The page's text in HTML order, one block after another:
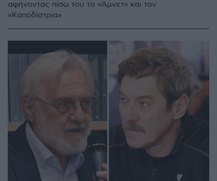
αφήνοντας πίσω του το «Άμνετ» και τον
«Καποδίστρια»